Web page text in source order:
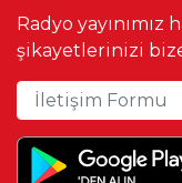
Radyo
şikayetlerinizi